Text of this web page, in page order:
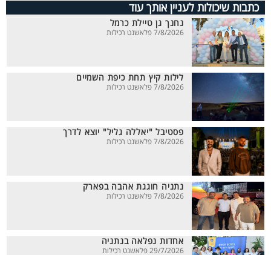
כתבות שיכולות לעניין אותך עוד
נחנך גן טיילת כרמל
7/8/2026 פלאשנט רכילות
לילות קיץ תחת כיפת השמיים
7/8/2026 פלאשנט רכילות
פסטיבל "יאללה גליל" יוצא לדרך
7/8/2026 פלאשנט רכילות
נתניה חוגגת אהבה בפארק
7/8/2026 פלאשנט רכילות
אחדות נפלאה בנתניה
29/7/2026 פלאשנט רכילות